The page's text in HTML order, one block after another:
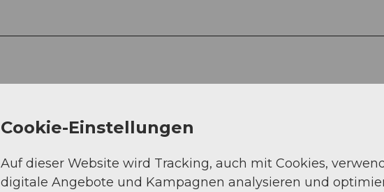
Cookie-Einstellungen
Auf dieser Website wird Tracking, auch mit Cookies,
digitale Angebote und Kampagnen analysieren und